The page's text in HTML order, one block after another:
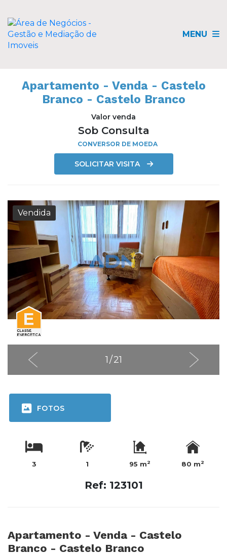
MENU
Apartamento - Venda - Castelo
Branco - Castelo Branco
Valor venda
Sob Consulta
CONVERSOR DE MOEDA
SOLICITAR VISITA
Vendida
1/21
FOTOS
3 1 95 m2 80 m2
Ref: 123101
Apartamento - Venda - Castelo
Branco - Castelo Branco